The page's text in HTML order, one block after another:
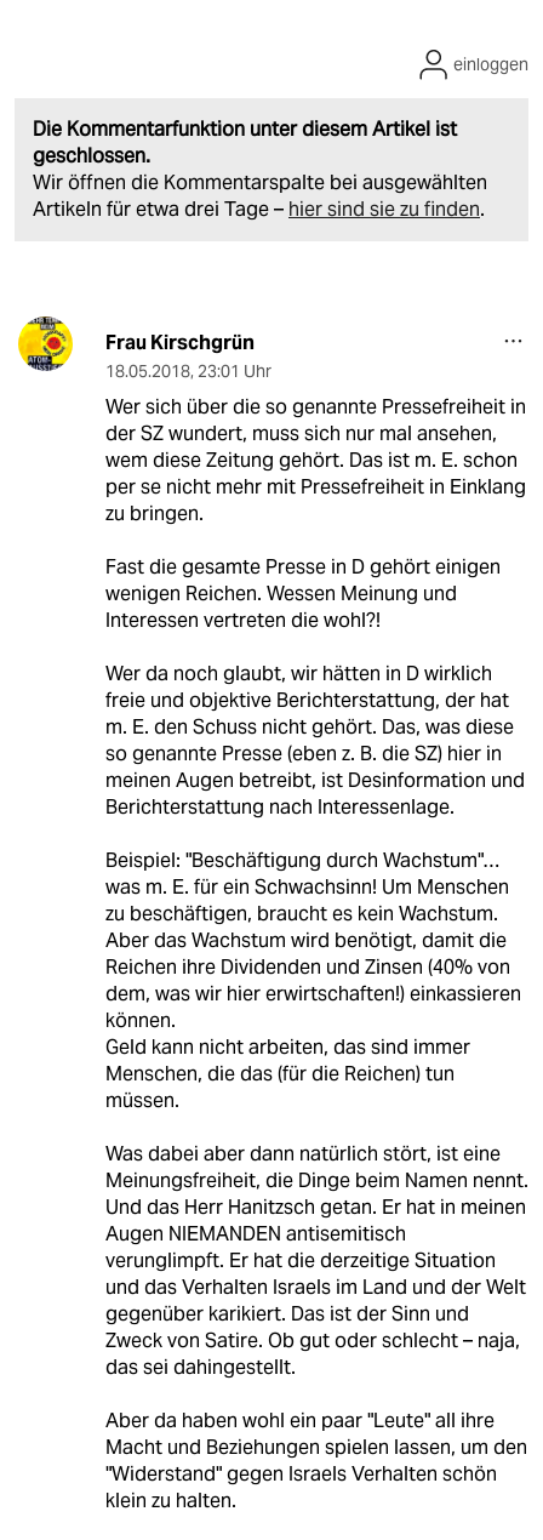
Die Kommentarfunktion unter diesem Artikel ist
geschlossen.
Wir öffnen die Kommentarspalte bei ausgewählten
Artikeln für etwa drei Tage – hier sind sie zu finden.
einloggen
Frau Kirschgrün
18.05.2018, 23:01 Uhr
Wer sich über die so genannte Pressefreiheit in
der SZ wundert, muss sich nur mal ansehen,
wem diese Zeitung gehört. Das ist m. E. schon
per se nicht mehr mit Pressefreiheit in Einklang
zu bringen.
Fast die gesamte Presse in D gehört einigen
wenigen Reichen. Wessen Meinung und
Interessen vertreten die wohl?!
Wer da noch glaubt, wir hätten in D wirklich
freie und objektive Berichterstattung, der hat
m. E. den Schuss nicht gehört. Das, was diese
so genannte Presse (eben z. B. die SZ) hier in
meinen Augen betreibt, ist Desinformation und
Berichterstattung nach Interessenlage.
Beispiel: "Beschäftigung durch Wachstum"…
was m. E. für ein Schwachsinn! Um Menschen
zu beschäftigen, braucht es kein Wachstum.
Aber das Wachstum wird benötigt, damit die
Reichen ihre Dividenden und Zinsen (40% von
dem, was wir hier erwirtschaften!) einkassieren
können.
Geld kann nicht arbeiten, das sind immer
Menschen, die das (für die Reichen) tun
müssen.
Was dabei aber dann natürlich stört, ist eine
Meinungsfreiheit, die Dinge beim Namen nennt.
Und das Herr Hanitzsch getan. Er hat in meinen
Augen NIEMANDEN antisemitisch
verunglimpft. Er hat die derzeitige Situation
und das Verhalten Israels im Land und der Welt
gegenüber karikiert. Das ist der Sinn und
Zweck von Satire. Ob gut oder schlecht – naja,
das sei dahingestellt.
Aber da haben wohl ein paar "Leute" all ihre
Macht und Beziehungen spielen lassen, um den
"Widerstand" gegen Israels Verhalten schön
klein zu halten.